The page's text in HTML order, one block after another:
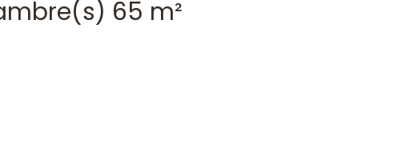
Maison de village 3 pièce(s) 1 chambre(s) 65 m²